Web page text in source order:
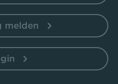
melden